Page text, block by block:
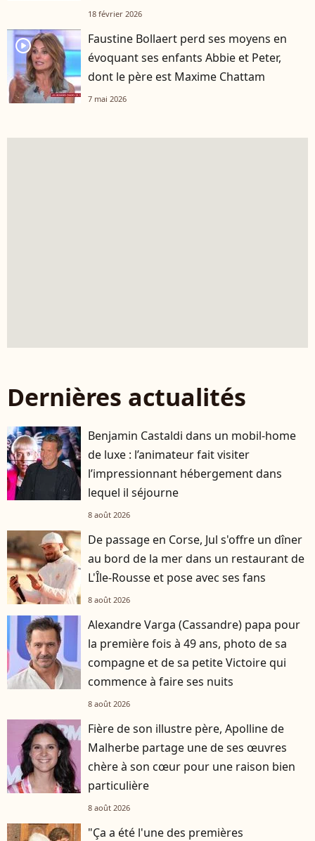
18 février 2026
player2
Faustine Bollaert perd ses moyens en
évoquant ses enfants Abbie et Peter,
dont le père est Maxime Chattam
7 mai 2026
Dernières actualités
Benjamin Castaldi dans un mobil-home
de luxe : l’animateur fait visiter
l’impressionnant hébergement dans
lequel il séjourne
8 août 2026
De passage en Corse, Jul s'offre un dîner
au bord de la mer dans un restaurant de
L'Île-Rousse et pose avec ses fans
8 août 2026
Alexandre Varga (Cassandre) papa pour
la première fois à 49 ans, photo de sa
compagne et de sa petite Victoire qui
commence à faire ses nuits
8 août 2026
Fière de son illustre père, Apolline de
Malherbe partage une de ses œuvres
chère à son cœur pour une raison bien
particulière
8 août 2026
"Ça a été l'une des premières